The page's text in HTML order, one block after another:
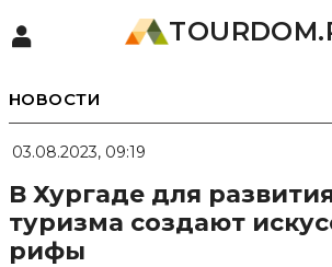
НОВОСТИ
03.08.2023, 09:19
В Хургаде для
туризма создают
рифы